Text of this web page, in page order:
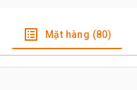
Mặt hàng (80)